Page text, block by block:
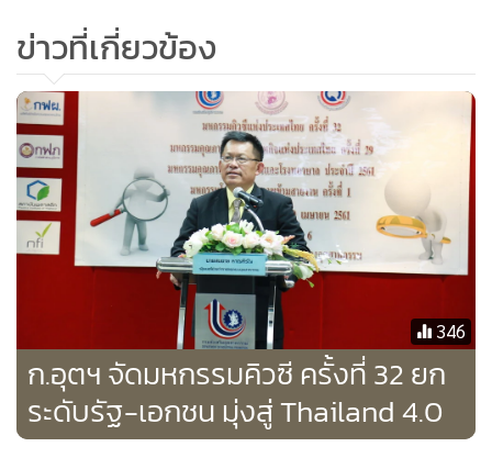
ด้วย และ จ.บุรีรัมย์ ได้มองเห็นถึงโอกาสในการจัดตั้ง นิคมฯ
อุตสาหกรรมประดับตบแต่งยานยนต์ในลักษณะนิคมฯ ร่วม
ดำเนินการ ที่กระทรวงฯ พร้อมจะผลักดันต่อหากมีนักลงทุน และ
มีพื้นที่นิคมฯแล้ว และเห็นว่า จ.บุรีรัมย์ มีตลาดที่ใหญ่พอ ส่วนจะ
มุ่งเน้นในกลุ่มผลิตภัณฑ์ใด ต้องมีการสำรวจความเป็นไปได้อีก
ครั้งหนึ่ง
2. การฟื้นฟูและพัฒนาเหมืองแร่ โดยนำเหมืองเก่าที่ได้เลิก
กิจการแล้ว มาฟื้นฟูเป็นอ่างเก็บน้ำ พร้อมทั้งปรับปรุงทัศนียภาพ
เป็นแหล่งท่องเที่ยวทางน้ำ หรือสุรินทร์โมเดล ในระยะแรกจะ
ดำเนินการในพื้นที่ 27 ไร่ จุน้ำ600,000 ลบ.ม. ซึ่งโครงการนี้จะ
เป็นความร่วมมือระหว่างภาครัฐและเอกชนในพื้นที่ ในการช่วย
กันพัฒนาและฟื้นฟูทรัพยากรธรรมชาติให้เกิดประโยชน์ต่อส่วน
รวม และ 3. โครงการ Inland Container Depot (ICD) ใน
ข่าวที่เกี่ยวข้อง
346
ก.อุตฯ จัดมหกรรมคิวซี ครั้งที่ 32 ยก
ระดับรัฐ-เอกชน มุ่งสู่ Thailand 4.0